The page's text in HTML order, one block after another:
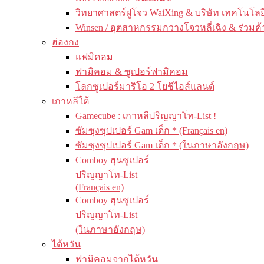
วิทยาศาสตร์ฝูโจว WaiXing & บริษัท เทคโนโล
Winsen / อุตสาหกรรมกวางโจวหลี่เฉิง & ร่วมค้
ฮ่องกง
แฟมิคอม
ฟามิคอม & ซูเปอร์ฟามิคอม
โลกซูเปอร์มาริโอ 2 โยชิไอส์แลนด์
เกาหลีใต้
Gamecube : เกาหลีปริญญาโท-List !
ซัมซุงซุปเปอร์ Gam เด็ก * (Français en)
ซัมซุงซุปเปอร์ Gam เด็ก * (ในภาษาอังกฤษ)
Comboy ฮุนซูเปอร์
ปริญญาโท-List
(Français en)
Comboy ฮุนซูเปอร์
ปริญญาโท-List
(ในภาษาอังกฤษ)
ไต้หวัน
ฟามิคอมจากไต้หวัน